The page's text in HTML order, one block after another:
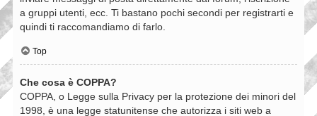
a gruppi utenti, ecc. Ti bastano pochi secondi per registrarti e
quindi ti raccomandiamo di farlo.
Top
Che cosa è COPPA?
COPPA, o Legge sulla Privacy per la protezione dei minori del
1998, è una legge statunitense che autorizza i siti web a